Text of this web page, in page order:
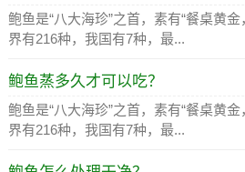
鲍鱼是“八大海珍”之首，素有“餐桌黄
界有216种，我国有7种，最...
鲍鱼蒸多久才可以吃？
鲍鱼是“八大海珍”之首，素有“餐桌黄
界有216种，我国有7种，最...